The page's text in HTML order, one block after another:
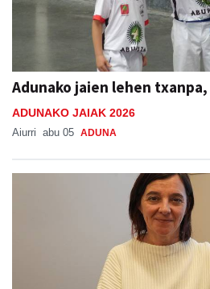
Adunako jaien lehen
ADUNAKO JAIAK 2026
Aiurri abu 05 ADUNA